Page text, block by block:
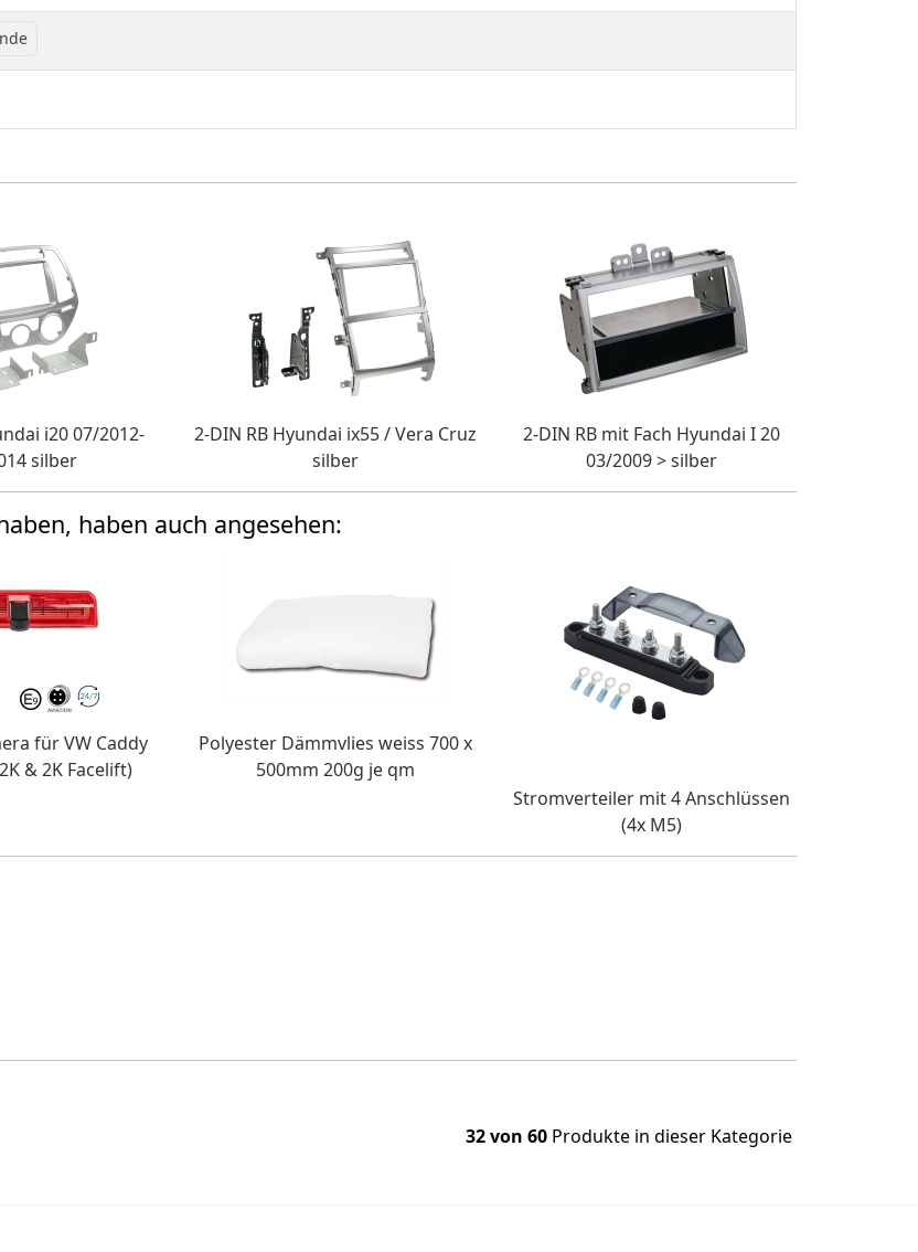
i20 07/2012-
silber
2-DIN RB Hyundai ix55 / Vera Cruz
silber
2-DIN RB mit Fach Hyundai I 20
03/2009 > silber
haben auch angesehen:
für VW Caddy
& 2K Facelift)
Polyester Dämmvlies weiss 700 x
500mm 200g je qm
Stromverteiler mit 4 Anschlüssen
(4x M5)
32 von 60 Produkte in dieser Kategorie